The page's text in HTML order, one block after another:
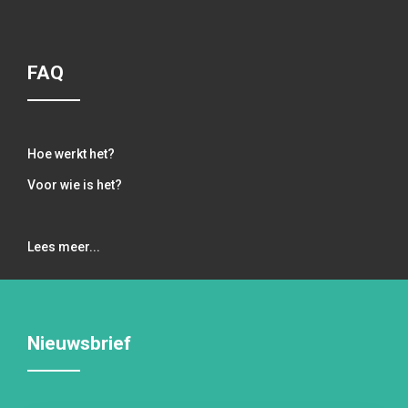
FAQ
Hoe werkt het?
Voor wie is het?
Lees meer...
Nieuwsbrief